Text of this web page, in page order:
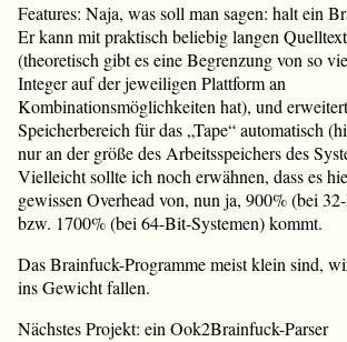
Features: Naja, was soll man sagen: halt ein
Er kann mit praktisch beliebig langen
(theoretisch gibt es eine Begrenzung von so
Integer auf der jeweiligen Plattform an
Kombinationsmöglichkeiten hat), und
Speicherbereich für das „Tape“ automatisch
nur an der größe des Arbeitsspeichers des
Vielleicht sollte ich noch erwähnen, dass es
gewissen Overhead von, nun ja, 900% (bei
bzw. 1700% (bei 64-Bit-Systemen) kommt.
Das Brainfuck-Programme meist klein sind,
ins Gewicht fallen.
Nächstes Projekt: ein Ook2Brainfuck-Parser